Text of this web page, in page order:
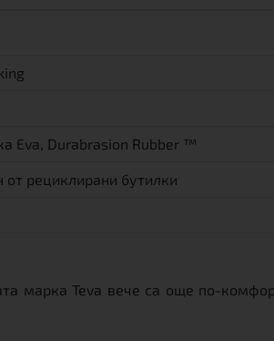
Eva, Durabrasion Rubber ™
от рециклирани бутилки
марка Teva вече са още по-